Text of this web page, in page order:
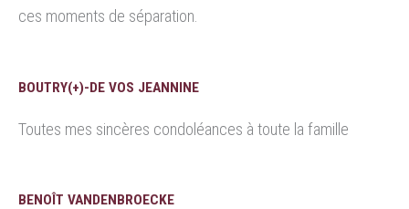
ces moments de séparation.
BOUTRY(+)-DE VOS JEANNINE
Toutes mes sincères condoléances à toute la famille
BENOÎT VANDENBROECKE